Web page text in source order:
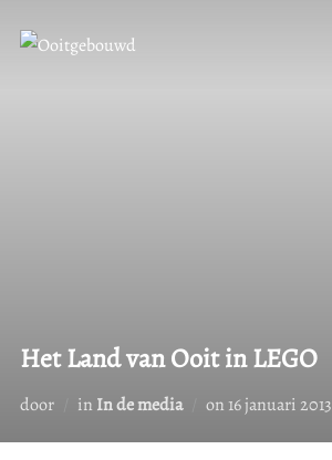
naar
Het Land van Ooit in LEGO
door in In de media on Geplaatst
16 januari 2013